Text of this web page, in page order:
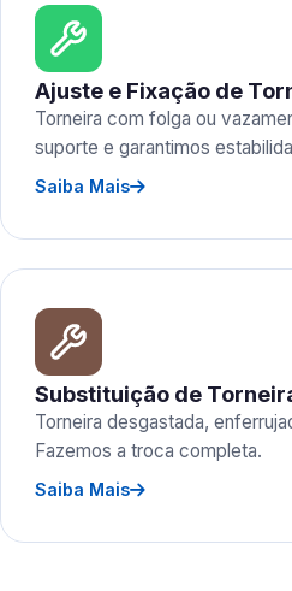
Ajuste e Fixação de
Torneira com folga ou
suporte e garantimos
Saiba Mais
Substituição de
Torneira desgastada,
Fazemos a troca completa.
Saiba Mais